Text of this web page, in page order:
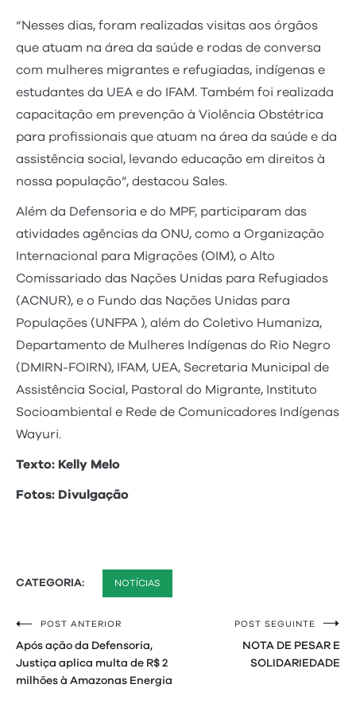
“Nesses dias, foram realizadas visitas aos órgãos
que atuam na área da saúde e rodas de conversa
com mulheres migrantes e refugiadas, indígenas e
estudantes da UEA e do IFAM. Também foi realizada
capacitação em prevenção à Violência Obstétrica
para profissionais que atuam na área da saúde e da
assistência social, levando educação em direitos à
nossa população”, destacou Sales.
Além da Defensoria e do MPF, participaram das
atividades agências da ONU, como a Organização
Internacional para Migrações (OIM), o Alto
Comissariado das Nações Unidas para Refugiados
(ACNUR), e o Fundo das Nações Unidas para
Populações (UNFPA ), além do Coletivo Humaniza,
Departamento de Mulheres Indígenas do Rio Negro
(DMIRN-FOIRN), IFAM, UEA, Secretaria Municipal de
Assistência Social, Pastoral do Migrante, Instituto
Socioambiental e Rede de Comunicadores Indígenas
Wayuri.
Texto: Kelly Melo
Fotos: Divulgação
CATEGORIA: NOTÍCIAS
Navegação
de
Post
POST ANTERIOR
Após ação da Defensoria,
Justiça aplica multa de R$ 2
milhões à Amazonas Energia
POST SEGUINTE
NOTA DE PESAR E
SOLIDARIEDADE